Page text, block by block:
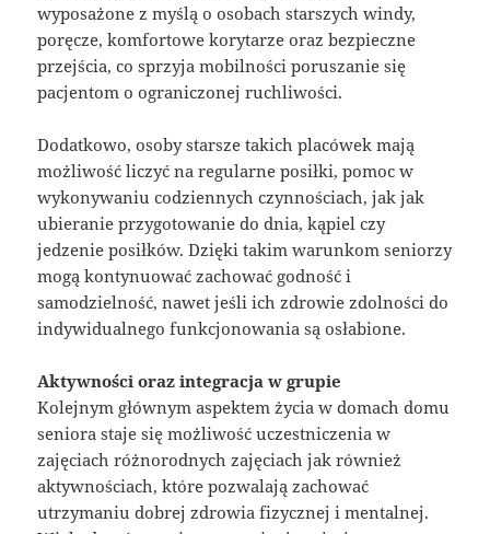
wyposażone z myślą o osobach starszych windy,
poręcze, komfortowe korytarze oraz bezpieczne
przejścia, co sprzyja mobilności poruszanie się
pacjentom o ograniczonej ruchliwości.
Dodatkowo, osoby starsze takich placówek mają
możliwość liczyć na regularne posiłki, pomoc w
wykonywaniu codziennych czynnościach, jak jak
ubieranie przygotowanie do dnia, kąpiel czy
jedzenie posiłków. Dzięki takim warunkom seniorzy
mogą kontynuować zachować godność i
samodzielność, nawet jeśli ich zdrowie zdolności do
indywidualnego funkcjonowania są osłabione.
Aktywności oraz integracja w grupie
Kolejnym głównym aspektem życia w domach domu
seniora staje się możliwość uczestniczenia w
zajęciach różnorodnych zajęciach jak również
aktywnościach, które pozwalają zachować
utrzymaniu dobrej zdrowia fizycznej i mentalnej.